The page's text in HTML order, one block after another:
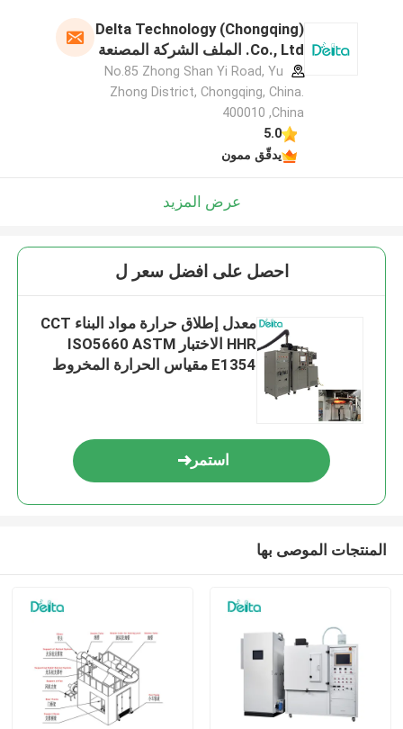
Delta Technology (Chongqing)
Co., Ltd. الملف الشركة المصنعة
No.85 Zhong Shan Yi Road, Yu
Zhong District, Chongqing, China.
400010 ,China
5.0
يدقّق ممون
عرض المزيد
احصل على افضل سعر ل
معدل إطلاق حرارة مواد البناء CCT
HHR الاختبار ISO5660 ASTM
E1354 مقياس الحرارة المخروط
استمر
المنتجات الموصى بها